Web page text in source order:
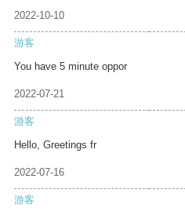
2022-10-10
游客
You have 5 minute oppor
2022-07-21
游客
Hello, Greetings fr
2022-07-16
游客